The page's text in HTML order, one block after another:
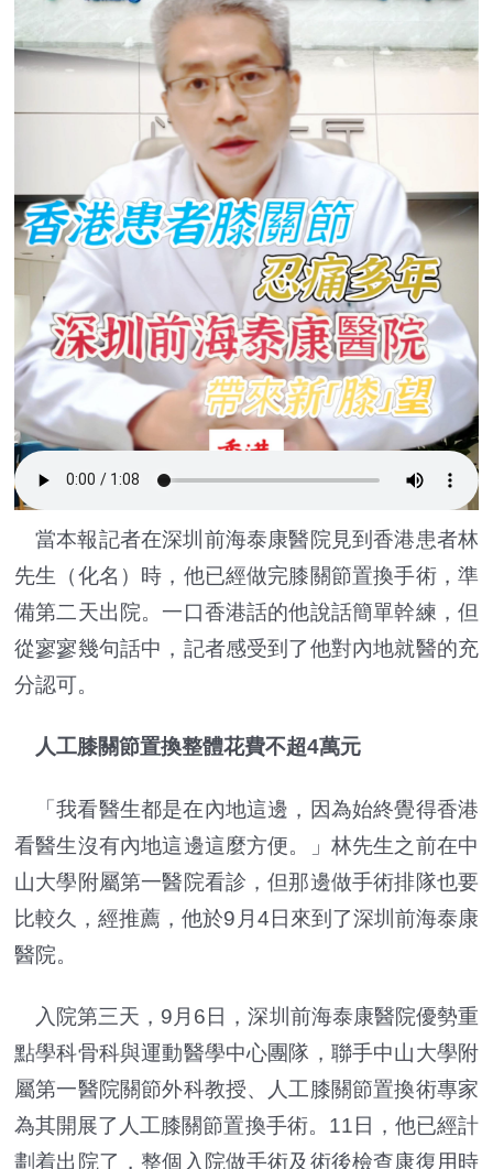
當本報記者在深圳前海泰康醫院見到香港患者林
先生（化名）時，他已經做完膝關節置換手術，準
備第二天出院。一口香港話的他說話簡單幹練，但
從寥寥幾句話中，記者感受到了他對內地就醫的充
分認可。
人工膝關節置換整體花費不超4萬元
「我看醫生都是在內地這邊，因為始終覺得香港
看醫生沒有內地這邊這麼方便。」林先生之前在中
山大學附屬第一醫院看診，但那邊做手術排隊也要
比較久，經推薦，他於9月4日來到了深圳前海泰康
醫院。
入院第三天，9月6日，深圳前海泰康醫院優勢重
點學科骨科與運動醫學中心團隊，聯手中山大學附
屬第一醫院關節外科教授、人工膝關節置換術專家
為其開展了人工膝關節置換手術。11日，他已經計
劃着出院了，整個入院做手術及術後檢查康復用時